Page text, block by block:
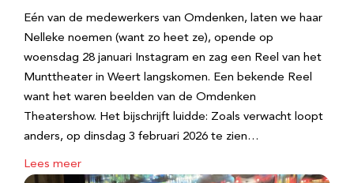
Eén van de medewerkers van Omdenken, laten we haar
Nelleke noemen (want zo heet ze), opende op
woensdag 28 januari Instagram en zag een Reel van het
Munttheater in Weert langskomen. Een bekende Reel
want het waren beelden van de Omdenken
Theatershow. Het bijschrijft luidde: Zoals verwacht loopt
anders, op dinsdag 3 februari 2026 te zien…
Lees meer